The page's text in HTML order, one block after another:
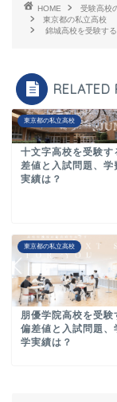
HOME 受験高校
東京都の私立高校
錦城高校を受験す
RELATED
東京都の私立高校
十文字高校を受験
差値と入試問題、学
実績は？
東京都の私立高校
朋優学院高校を受
偏差値と入試問題、
学実績は？